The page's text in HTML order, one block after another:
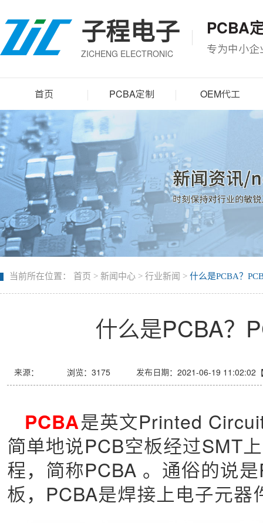
子程电子
ZICHENG ELECTRONIC
PCBA
专为中小企
首页 PCBA定制 OEM代工
当前所在位置： 首页 > 新闻中心 > 行业新闻 > 什么是PCBA？
什么是PCBA？
来源： 浏览： 3175 发布日期：2021-06-19 11:02:02
PCBA是英文Printed
简单地说PCB空板经过SMT
程，简称PCBA 。通俗的说
板，PCBA是焊接上电子元器